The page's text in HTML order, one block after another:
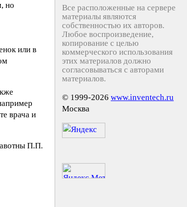
но
или в
врача и
П.П.
Все расположенные на сервере
материалы являются
собственностью их авторов.
Любое воспроизведение,
копирование с целью
коммерческого использования
этих материалов должно
согласовываться с авторами
материалов.
© 1999-2026 www.inventech.ru
Москва